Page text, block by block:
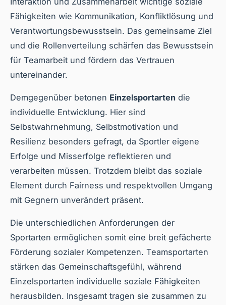
Fähigkeiten wie Kommunikation, Konfliktlösung und
Verantwortungsbewusstsein. Das gemeinsame Ziel
und die Rollenverteilung schärfen das Bewusstsein
für Teamarbeit und fördern das Vertrauen
untereinander.
Demgegenüber betonen Einzelsportarten die
individuelle Entwicklung. Hier sind
Selbstwahrnehmung, Selbstmotivation und
Resilienz besonders gefragt, da Sportler eigene
Erfolge und Misserfolge reflektieren und
verarbeiten müssen. Trotzdem bleibt das soziale
Element durch Fairness und respektvollen Umgang
mit Gegnern unverändert präsent.
Die unterschiedlichen Anforderungen der
Sportarten ermöglichen somit eine breit gefächerte
Förderung sozialer Kompetenzen. Teamsportarten
stärken das Gemeinschaftsgefühl, während
Einzelsportarten individuelle soziale Fähigkeiten
herausbilden. Insgesamt tragen sie zusammen zu